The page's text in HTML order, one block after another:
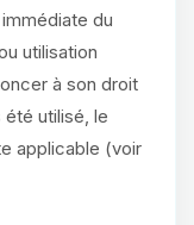
du
utilisation
à son droit
été utilisé, le
applicable (voir